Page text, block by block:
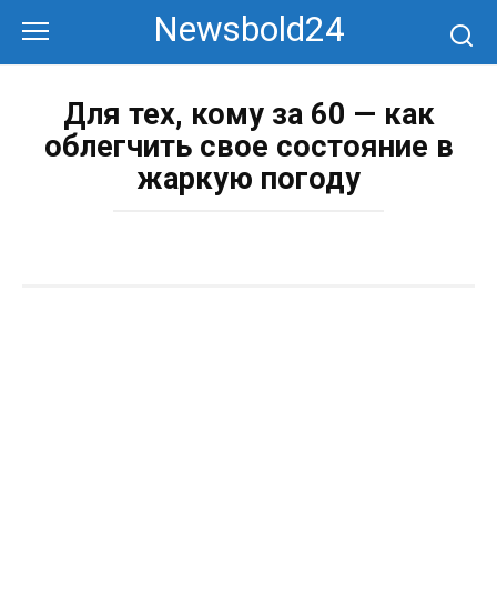
контенту
Newsbold24
Для тех, кому за 60 — как
облегчить свое состояние в
жаркую погоду